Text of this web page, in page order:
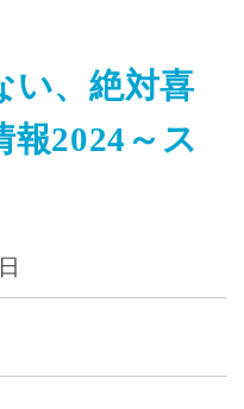
い、絶対喜
2024～ス